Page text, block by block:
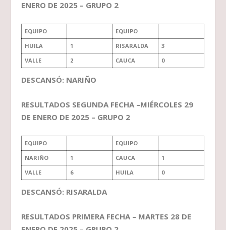
ENERO DE 2025 – GRUPO 2
EQUIPO
EQUIPO
HUILA
1 RISARALDA
3
VALLE
2 CAUCA 0
DESCANSÓ: NARIÑO
RESULTADOS SEGUNDA FECHA –MIÉRCOLES 29
DE ENERO DE 2025 – GRUPO 2
EQUIPO
EQUIPO
NARIÑO
1 CAUCA
1
VALLE
6 HUILA 0
DESCANSÓ: RISARALDA
RESULTADOS PRIMERA FECHA – MARTES 28 DE